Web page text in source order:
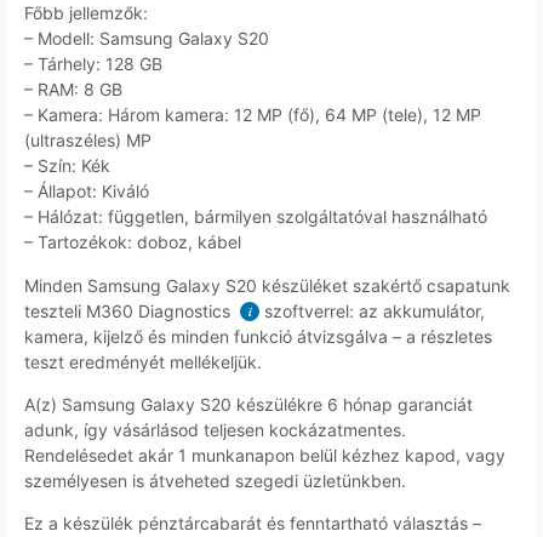
Főbb jellemzők:
– Modell: Samsung Galaxy S20
– Tárhely: 128 GB
– RAM: 8 GB
– Kamera: Három kamera: 12 MP (fő), 64 MP (tele), 12 MP
(ultraszéles) MP
– Szín: Kék
– Állapot: Kiváló
– Hálózat: független, bármilyen szolgáltatóval használható
– Tartozékok: doboz, kábel
Minden Samsung Galaxy S20 készüléket szakértő csapatunk
teszteli M360 Diagnostics
i
szoftverrel: az akkumulátor,
kamera, kijelző és minden funkció átvizsgálva – a részletes
teszt eredményét mellékeljük.
A(z) Samsung Galaxy S20 készülékre 6 hónap garanciát
adunk, így vásárlásod teljesen kockázatmentes.
Rendelésedet akár 1 munkanapon belül kézhez kapod, vagy
személyesen is átveheted szegedi üzletünkben.
Ez a készülék pénztárcabarát és fenntartható választás –